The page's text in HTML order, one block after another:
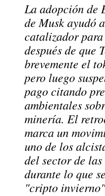
La adopción de
de Musk ayudó
catalizador
después de que
brevemente el
pero luego
pago citando
ambientales
minería. El
marca un
uno de los
del sector de
durante lo que
"cripto